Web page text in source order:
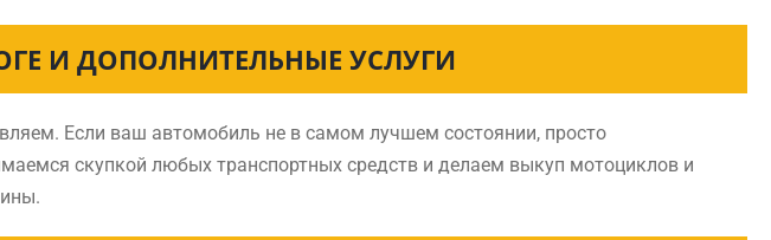
И ДОПОЛНИТЕЛЬНЫЕ УСЛУГИ
Если ваш автомобиль не в самом лучшем состоянии, просто
скупкой любых транспортных средств и делаем выкуп мотоциклов и